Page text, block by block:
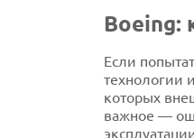
Boeing:
Если
технологии
которых
важное —